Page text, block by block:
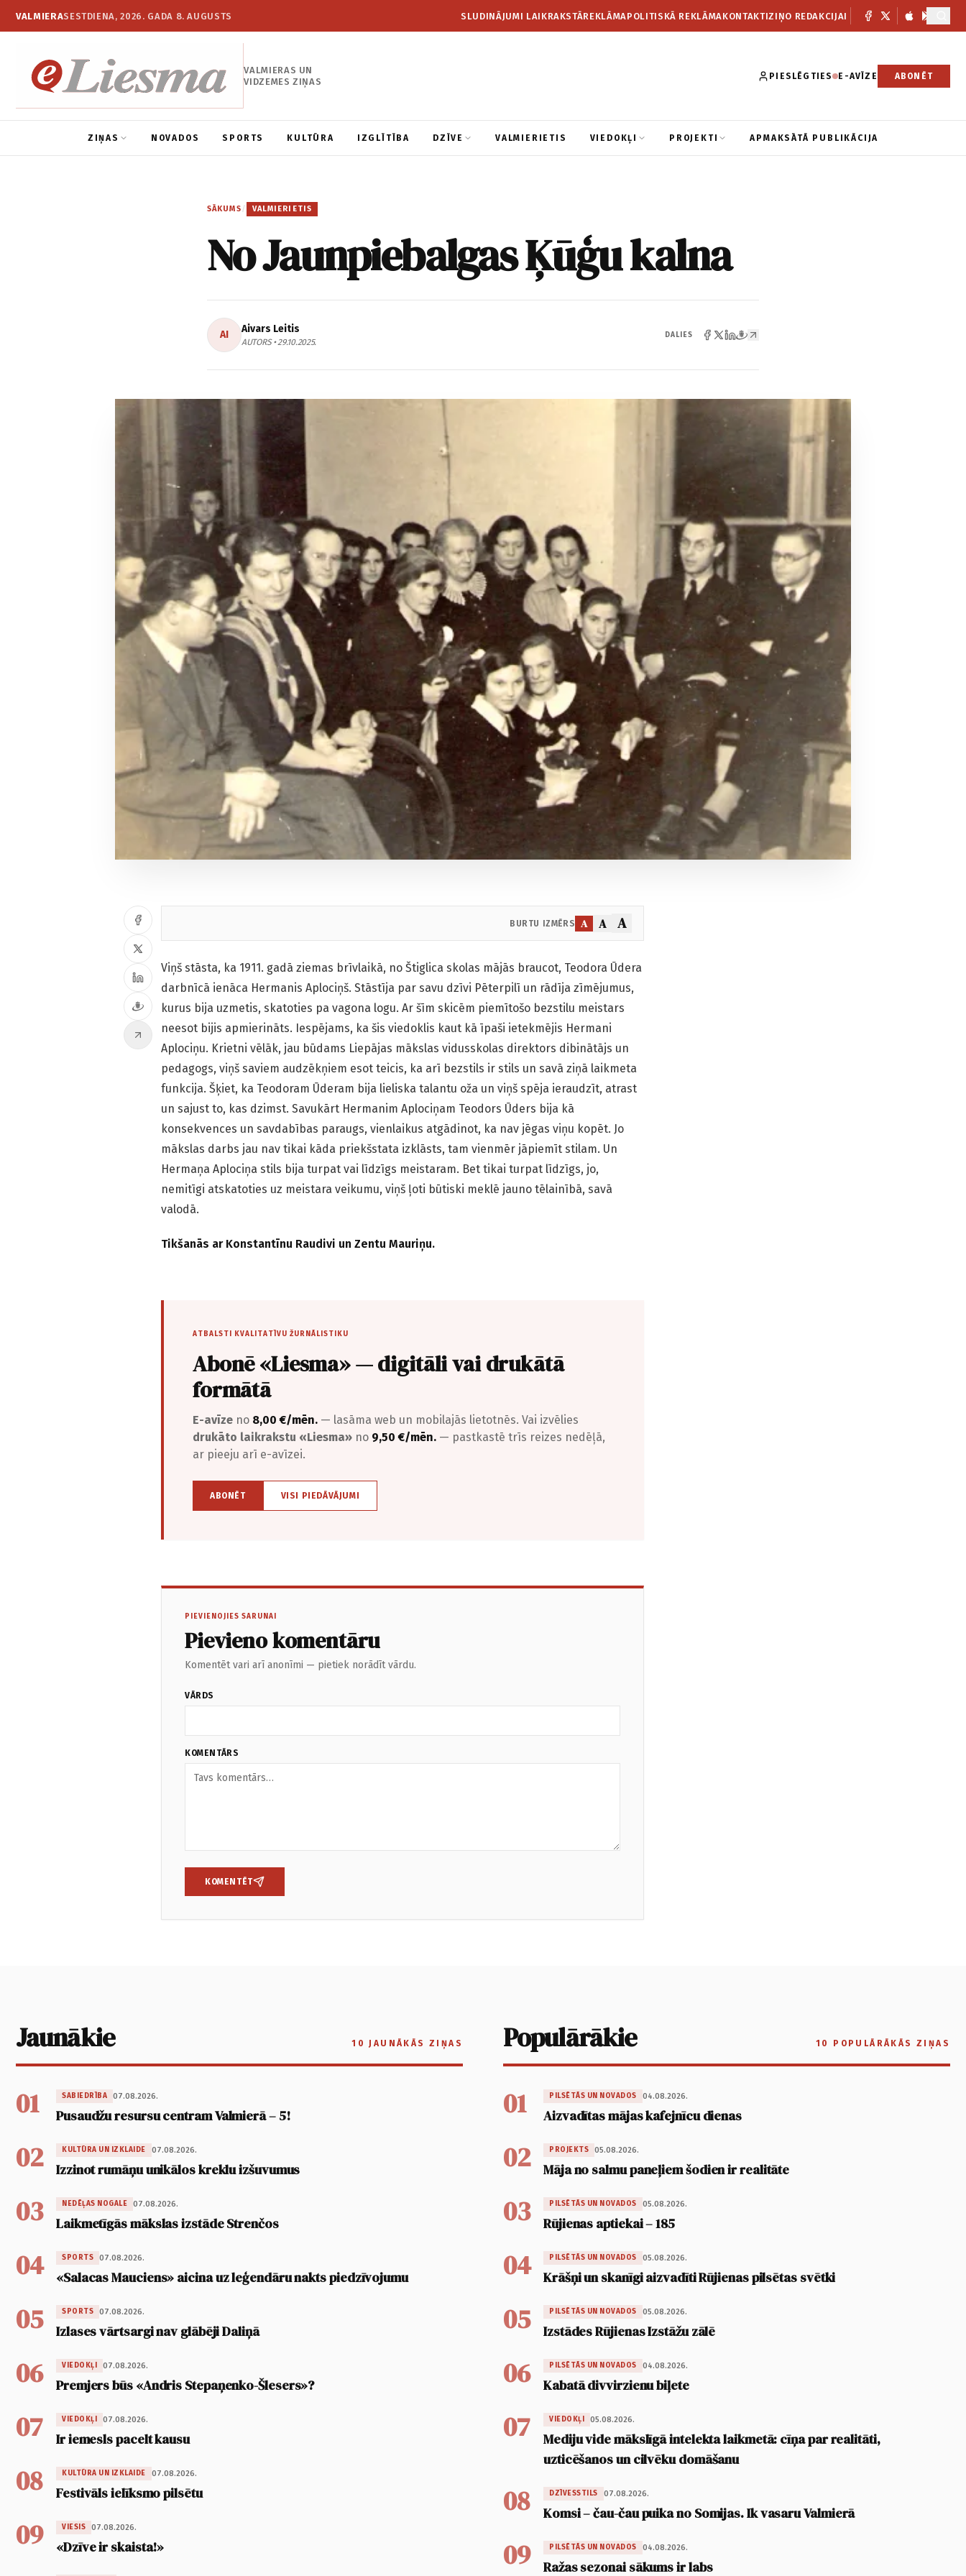
VALMIERASESTDIENA, 2026. GADA 8. AUGUSTS SLUDINĀJUMI LAIKRAKSTĀREKLĀMAPOLITISKĀ REKLĀMAKONTAKTIZIŅO REDAKCIJAI
VALMIERAS UN
VIDZEMES ZIŅAS
PIESLĒGTIES E-AVĪZE ABONĒT
ZIŅAS NOVADOS SPORTS KULTŪRA IZGLĪTĪBA DZĪVE VALMIERIETIS VIEDOKĻI PROJEKTI APMAKSĀTĀ PUBLIKĀCIJA
SĀKUMS / VALMIERIETIS
No Jaunpiebalgas Ķūģu kalna
AI Aivars Leitis
AUTORS • 29.10.2025.
DALIES
BURTU IZMĒRS A A A
Viņš stāsta, ka 1911. gadā ziemas brīvlaikā, no Štiglica skolas mājās braucot, Teodora Ūdera
darbnīcā ienāca Hermanis Aplociņš. Stāstīja par savu dzīvi Pēterpilī un rādīja zīmējumus,
kurus bija uzmetis, skatoties pa vagona logu. Ar šīm skicēm piemītošo bezstilu meistars
neesot bijis apmierināts. Iespējams, ka šis viedoklis kaut kā īpaši ietekmējis Hermani
Aplociņu. Krietni vēlāk, jau būdams Liepājas mākslas vidusskolas direktors dibinātājs un
pedagogs, viņš saviem audzēkņiem esot teicis, ka arī bezstils ir stils un savā ziņā laikmeta
funkcija. Šķiet, ka Teodoram Ūderam bija lieliska talantu oža un viņš spēja ieraudzīt, atrast
un sajust to, kas dzimst. Savukārt Hermanim Aplociņam Teodors Ūders bija kā
konsekvences un savdabības paraugs, vienlaikus atgādinot, ka nav jēgas viņu kopēt. Jo
mākslas darbs jau nav tikai kāda priekšstata izklāsts, tam vienmēr jāpiemīt stilam. Un
Hermaņa Aplociņa stils bija turpat vai līdzīgs meistaram. Bet tikai turpat līdzīgs, jo,
nemitīgi atskatoties uz meistara veikumu, viņš ļoti būtiski meklē jauno tēlainībā, savā
valodā.
Tikšanās ar Konstantīnu Raudivi un Zentu Mauriņu.
ATBALSTI KVALITATĪVU ŽURNĀLISTIKU
Abonē «Liesma» — digitāli vai drukātā
formātā
E-avīze no 8,00 €/mēn. — lasāma web un mobilajās lietotnēs. Vai izvēlies
drukāto laikrakstu «Liesma» no 9,50 €/mēn. — pastkastē trīs reizes nedēļā,
ar pieeju arī e-avīzei.
ABONĒT VISI PIEDĀVĀJUMI
PIEVIENOJIES SARUNAI
Pievieno komentāru
Komentēt vari arī anonīmi — pietiek norādīt vārdu.
VĀRDS
KOMENTĀRS
KOMENTĒT
Jaunākie 10 JAUNĀKĀS ZIŅAS
01 SABIEDRĪBA 07.08.2026.
Pusaudžu resursu centram Valmierā – 5!
02 KULTŪRA UN IZKLAIDE 07.08.2026.
Izzinot rumāņu unikālos kreklu izšuvumus
03 NEDĒĻAS NOGALE 07.08.2026.
Laikmetīgās mākslas izstāde Strenčos
04 SPORTS 07.08.2026.
«Salacas Mauciens» aicina uz leģendāru nakts piedzīvojumu
05 SPORTS 07.08.2026.
Izlases vārtsargi nav glābēji Daliņā
06 VIEDOKĻI 07.08.2026.
Premjers būs «Andris Stepaņenko-Šlesers»?
07 VIEDOKĻI 07.08.2026.
Ir iemesls pacelt kausu
08 KULTŪRA UN IZKLAIDE 07.08.2026.
Festivāls ielīksmo pilsētu
09 VIESIS 07.08.2026.
«Dzīve ir skaista!»
Populārākie 10 POPULĀRĀKĀS ZIŅAS
01 PILSĒTĀS UN NOVADOS 04.08.2026.
Aizvadītas mājas kafejnīcu dienas
02 PROJEKTS 05.08.2026.
Māja no salmu paneļiem šodien ir realitāte
03 PILSĒTĀS UN NOVADOS 05.08.2026.
Rūjienas aptiekai – 185
04 PILSĒTĀS UN NOVADOS 05.08.2026.
Krāšņi un skanīgi aizvadīti Rūjienas pilsētas svētki
05 PILSĒTĀS UN NOVADOS 05.08.2026.
Izstādes Rūjienas Izstāžu zālē
06 PILSĒTĀS UN NOVADOS 04.08.2026.
Kabatā divvirzienu biļete
07 VIEDOKĻI 05.08.2026.
Mediju vide mākslīgā intelekta laikmetā: cīņa par realitāti,
uzticēšanos un cilvēku domāšanu
08 DZĪVESSTILS 07.08.2026.
Komsi – čau-čau puika no Somijas. Ik vasaru Valmierā
09 PILSĒTĀS UN NOVADOS 04.08.2026.
Ražas sezonai sākums ir labs